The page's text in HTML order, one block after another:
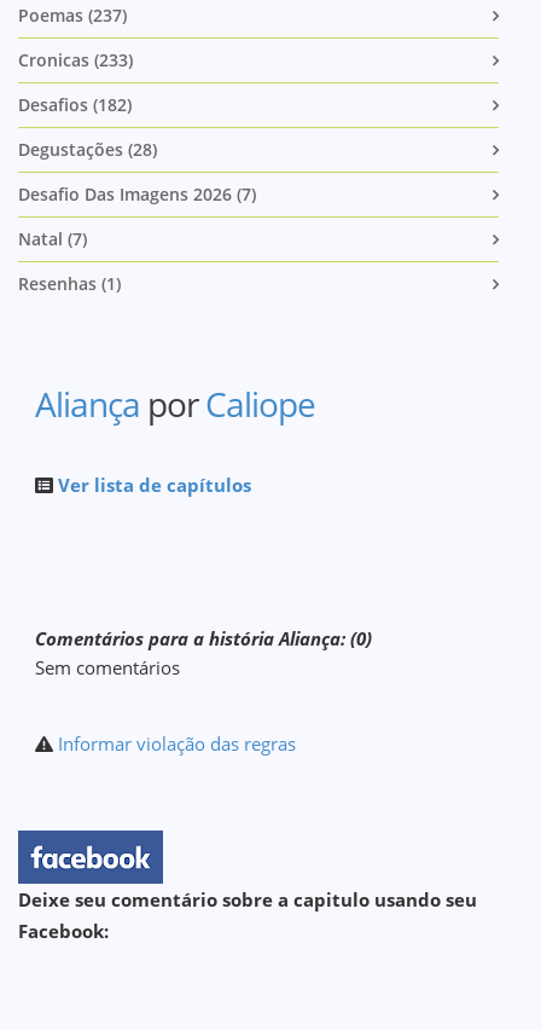
Poemas (237)
Cronicas (233)
Desafios (182)
Degustações (28)
Desafio Das Imagens 2026 (7)
Natal (7)
Resenhas (1)
Aliança porCaliope
Ver lista de capítulos
Comentários para a história Aliança: (0)
Sem comentários
Informar violação das regras
Deixe seu comentário sobre a capitulo usando seu
Facebook: